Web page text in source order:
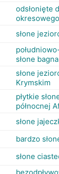
odsłonięte
okresowego
słone
słone
słone
Krymskim
płytkie
północnej
słone
bardzo
słone